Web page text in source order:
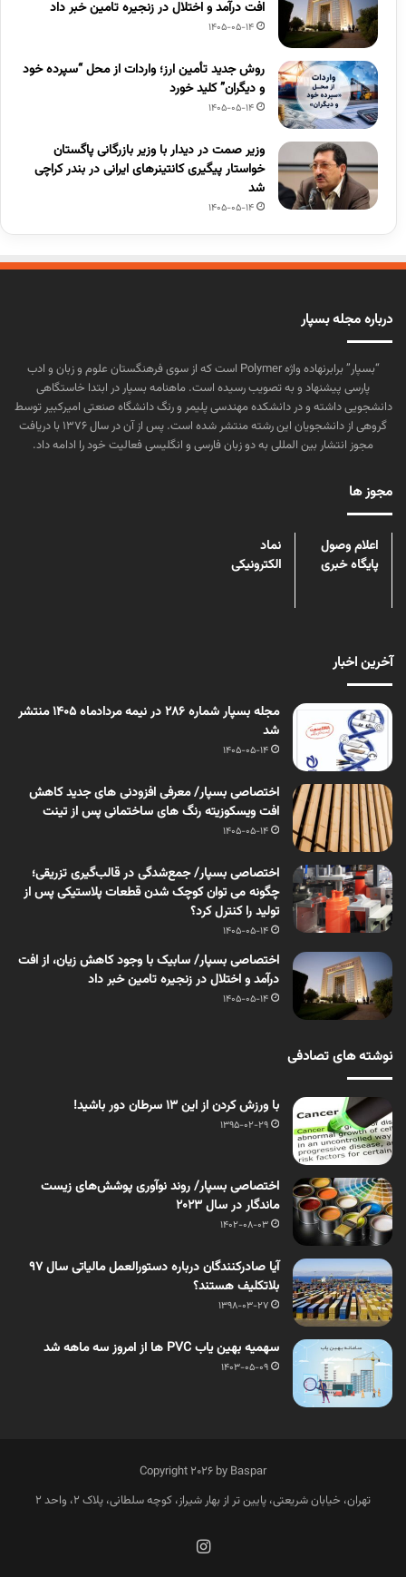
افت درآمد و اختلال در زنجیره تامین خبر داد
1405-05-14
روش جدید تأمین ارز؛ واردات از محل “سپرده خود
و دیگران” کلید خورد
1405-05-14
وزیر صمت در دیدار با وزیر بازرگانی پاگستان
خواستار پیگیری کانتینرهای ایرانی در بندر کراچی
شد
1405-05-14
درباره مجله بسپار
“بسپار” برابرنهاده واژه Polymer است که از سوی فرهنگستان علوم و زبان و ادب
پارسی پیشنهاد و به تصویب رسیده است. ماهنامه بسپار در ابتدا خاستگاهی
دانشجویی داشته و در دانشکده مهندسی پلیمر و رنگ دانشگاه صنعتی امیرکبیر توسط
گروهی از دانشجویان این رشته منتشر شده است. پس از آن در سال ۱۳۷۶ با دریافت
مجوز انتشار بین المللی به دو زبان فارسی و انگلیسی فعالیت خود را ادامه داد.
مجوز ها
اعلام وصول
پایگاه خبری
نماد
الکترونیکی
آخرین اخبار
مجله بسپار شماره 286 در نیمه مردادماه 1405 منتشر
شد
1405-05-14
اختصاصی بسپار/ معرفی افزودنی های جدید کاهش
افت ویسکوزیته رنگ های ساختمانی پس از تینت
1405-05-14
اختصاصی بسپار/ جمع‌شدگی در قالب‌گیری تزریقی؛
چگونه می توان کوچک شدن قطعات پلاستیکی پس از
تولید را کنترل کرد؟
1405-05-14
اختصاصی بسپار/ سابیک با وجود کاهش زیان، از افت
درآمد و اختلال در زنجیره تامین خبر داد
1405-05-14
نوشته های تصادفی
با ورزش کردن از این ۱۳ سرطان دور باشید!
1395-02-29
اختصاصی بسپار/ روند نوآوری پوشش‌های زیست
ماندگار در سال 2023
1402-08-03
آیا صادرکنندگان درباره دستورالعمل مالیاتی سال ۹۷
بلاتکلیف هستند؟
1398-03-27
سهمیه بهین یاب PVC ها از امروز سه ماهه شد
1403-05-09
Copyright 2026 by Baspar
تهران، خیابان شریعتی، پایین تر از بهار شیراز، کوچه سلطانی، پلاک 2، واحد 2